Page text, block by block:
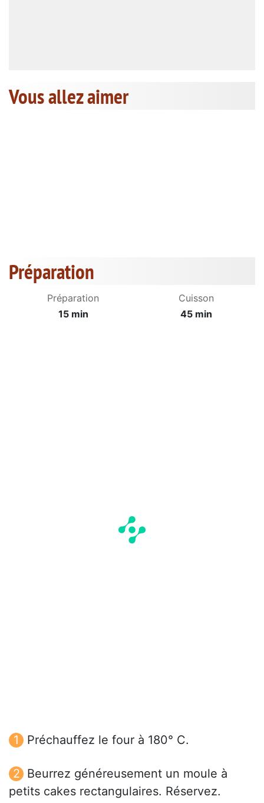
Vous allez aimer
Préparation
Préparation
15 min
Cuisson
45 min
Préchauffez le four à 180° C.
Beurrez généreusement un moule à
petits cakes rectangulaires. Réservez.